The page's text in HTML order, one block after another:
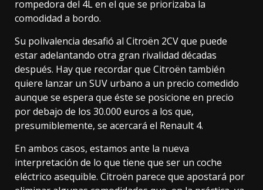
rompedora del 4L en el que se priorizaba la
comodidad a bordo.
Su polivalencia desafió al Citroën 2CVque puede
estar adelantando otra gran rivalidad décadas
después. Hay que recordar que Citroën también
quiere lanzar un SUV urbano a un precio comedido
aunque se espera que éste se posicione en precio
por debajo de los 30.000 euros a los que,
presumiblemente, se acercará el Renault 4.
En ambos casos, estamos ante la nueva
interpretación de lo que tiene que ser un coche
eléctrico asequible. Citroën parece que apostará por